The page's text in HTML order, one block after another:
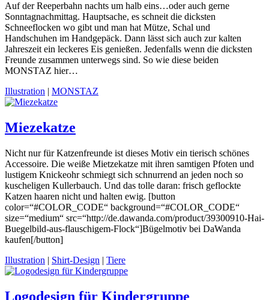
Auf der Reeperbahn nachts um halb eins…oder auch gerne
Sonntagnachmittag. Hauptsache, es schneit die dicksten
Schneeflocken wo gibt und man hat Mütze, Schal und
Handschuhen im Handgepäck. Dann lässt sich auch zur kalten
Jahreszeit ein leckeres Eis genießen. Jedenfalls wenn die dicksten
Freunde zusammen unterwegs sind. So wie diese beiden
MONSTAZ hier…
Illustration | MONSTAZ
Miezekatze
Nicht nur für Katzenfreunde ist dieses Motiv ein tierisch schönes
Accessoire. Die weiße Mietzekatze mit ihren samtigen Pfoten und
lustigem Knickeohr schmiegt sich schnurrend an jeden noch so
kuscheligen Kullerbauch. Und das tolle daran: frisch geflockte
Katzen haaren nicht und halten ewig. [button
color=“#COLOR_CODE“ background=“#COLOR_CODE“
size=“medium“ src=“http://de.dawanda.com/product/39300910-Hai-
Buegelbild-aus-flauschigem-Flock“]Bügelmotiv bei DaWanda
kaufen[/button]
Illustration | Shirt-Design | Tiere
Logodesign für Kindergruppe